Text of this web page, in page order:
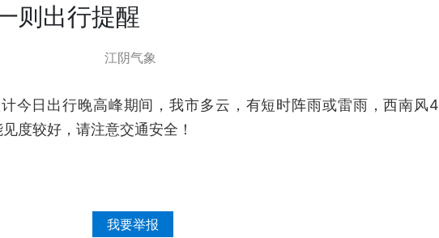
则出行提醒
江阴气象
计今日出行晚高峰期间，我市多云，有短时阵雨或雷雨，西南风4
度较好，请注意交通安全！
我要举报